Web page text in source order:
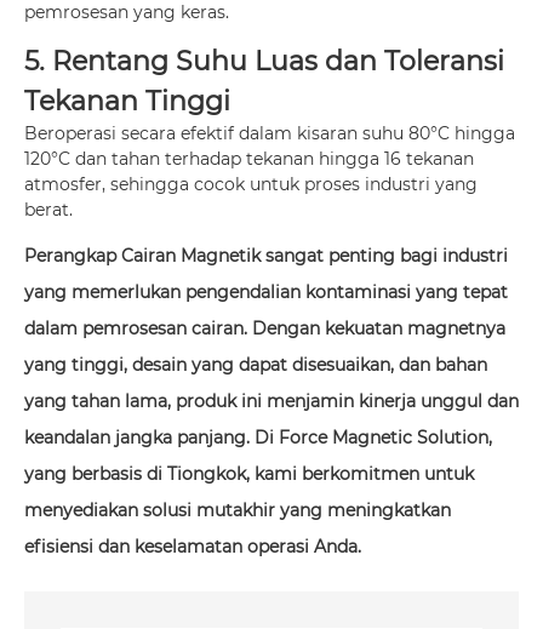
pemrosesan yang keras.
5. Rentang Suhu Luas dan Toleransi
Tekanan Tinggi
Beroperasi secara efektif dalam kisaran suhu 80°C hingga
120°C dan tahan terhadap tekanan hingga 16 tekanan
atmosfer, sehingga cocok untuk proses industri yang
berat.
Perangkap Cairan Magnetik sangat penting bagi industri
yang memerlukan pengendalian kontaminasi yang tepat
dalam pemrosesan cairan. Dengan kekuatan magnetnya
yang tinggi, desain yang dapat disesuaikan, dan bahan
yang tahan lama, produk ini menjamin kinerja unggul dan
keandalan jangka panjang. Di Force Magnetic Solution,
yang berbasis di Tiongkok, kami berkomitmen untuk
menyediakan solusi mutakhir yang meningkatkan
efisiensi dan keselamatan operasi Anda.